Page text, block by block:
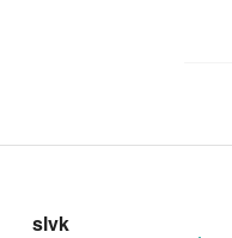
slvk